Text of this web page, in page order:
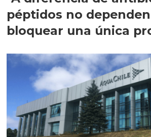
péptidos no
bloquear una única